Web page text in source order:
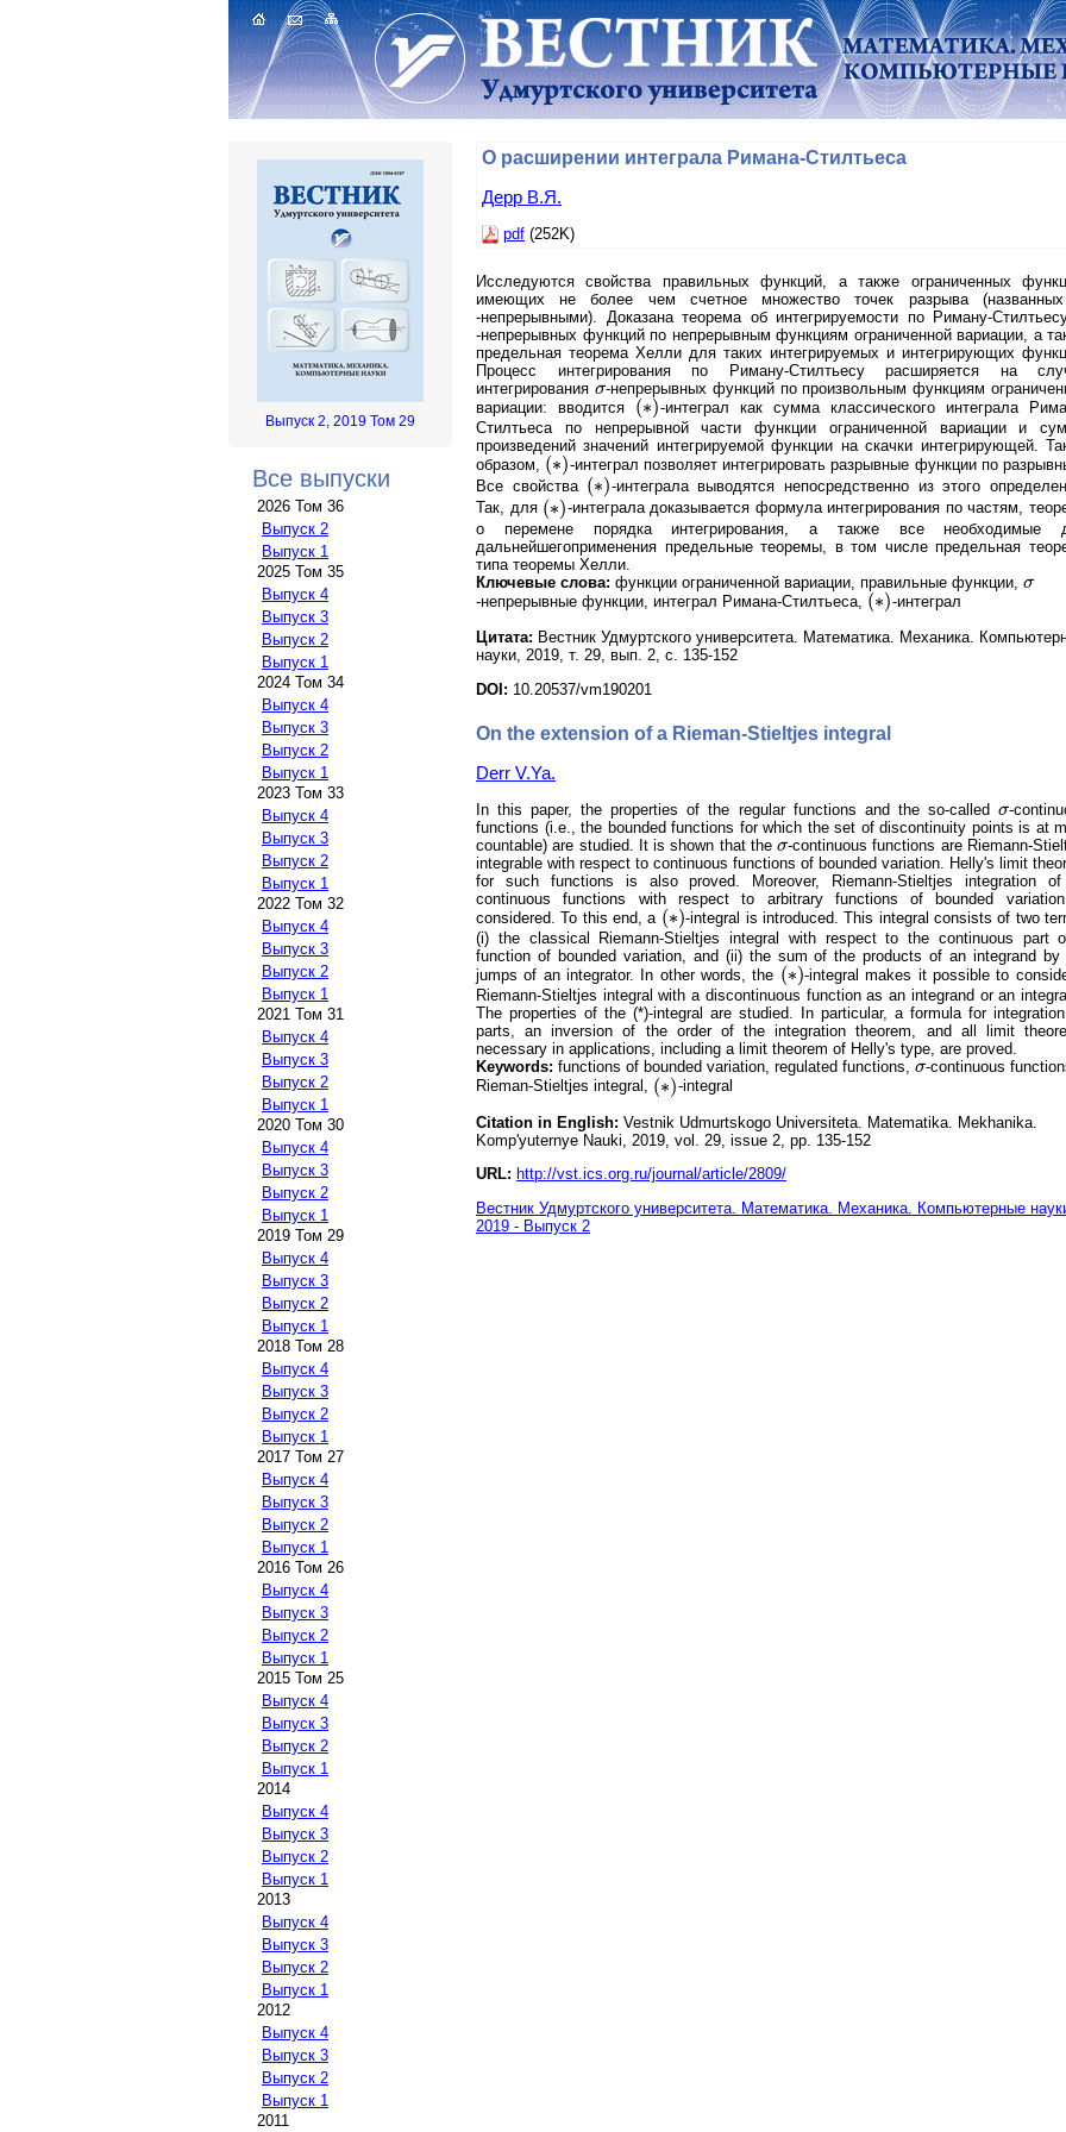
Выпуск 2, 2019 Том 29
Все выпуски
2026 Том 36
Выпуск 2
Выпуск 1
2025 Том 35
Выпуск 4
Выпуск 3
Выпуск 2
Выпуск 1
2024 Том 34
Выпуск 4
Выпуск 3
Выпуск 2
Выпуск 1
2023 Том 33
Выпуск 4
Выпуск 3
Выпуск 2
Выпуск 1
2022 Том 32
Выпуск 4
Выпуск 3
Выпуск 2
Выпуск 1
2021 Том 31
Выпуск 4
Выпуск 3
Выпуск 2
Выпуск 1
2020 Том 30
Выпуск 4
Выпуск 3
Выпуск 2
Выпуск 1
2019 Том 29
Выпуск 4
Выпуск 3
Выпуск 2
Выпуск 1
2018 Том 28
Выпуск 4
Выпуск 3
Выпуск 2
Выпуск 1
2017 Том 27
Выпуск 4
Выпуск 3
Выпуск 2
Выпуск 1
2016 Том 26
Выпуск 4
Выпуск 3
Выпуск 2
Выпуск 1
2015 Том 25
Выпуск 4
Выпуск 3
Выпуск 2
Выпуск 1
2014
Выпуск 4
Выпуск 3
Выпуск 2
Выпуск 1
2013
Выпуск 4
Выпуск 3
Выпуск 2
Выпуск 1
2012
Выпуск 4
Выпуск 3
Выпуск 2
Выпуск 1
2011
О расширении интеграла Римана-Стилтьеса
Дерр В.Я.
pdf (252K)
Исследуются свойства правильных функций, а также ограниченных
имеющих не более чем счетное множество точек разрыва
-непрерывными). Доказана теорема об интегрируемости по Риману-
-непрерывных функций по непрерывным функциям ограниченной вариации, а
предельная теорема Хелли для таких интегрируемых и интегрирующих
Процесс интегрирования по Риману-Стилтьесу расширяется на
интегрирования σ
σ-непрерывных функций по произвольным функциям
вариации: вводится (∗)
( ∗ )-интеграл как сумма классического интеграла
Стилтьеса по непрерывной части функции ограниченной вариации и
произведений значений интегрируемой функции на скачки интегрирующей.
образом, (∗)
( ∗ )-интеграл позволяет интегрировать разрывные функции по
Все свойства (∗)
( ∗ )-интеграла выводятся непосредственно из этого
Так, для (∗)
( ∗ )-интеграла доказывается формула интегрирования по частям,
о перемене порядка интегрирования, а также все необходимые
дальнейшегоприменения предельные теоремы, в том числе предельная
типа теоремы Хелли.
Ключевые слова: функции ограниченной вариации, правильные функции, σ
σ
-непрерывные функции, интеграл Римана-Стилтьеса, (∗)
( ∗ )-интеграл
Цитата: Вестник Удмуртского университета. Математика. Механика.
науки, 2019, т. 29, вып. 2, с. 135-152
DOI: 10.20537/vm190201
On the extension of a Rieman-Stieltjes integral
Derr V.Ya.
In this paper, the properties of the regular functions and the so-called σ
σ-
functions (i.e., the bounded functions for which the set of discontinuity points is at
countable) are studied. It is shown that theσ
σ-continuous functions are Riemann-
integrable with respect to continuous functions of bounded variation. Helly's limit
for such functions is also proved. Moreover, Riemann-Stieltjes integration of
continuous functions with respect to arbitrary functions of bounded
considered. To this end, a (∗)
(∗ )-integral is introduced. This integral consists of two
(i) the classical Riemann-Stieltjes integral with respect to the continuous part
function of bounded variation, and (ii) the sum of the products of an integrand by
jumps of an integrator. In other words, the (∗)
(∗ )-integral makes it possible to
Riemann-Stieltjes integral with a discontinuous function as an integrand or an
The properties of the (*)-integral are studied. In particular, a formula for
parts, an inversion of the order of the integration theorem, and all limit
necessary in applications, including a limit theorem of Helly's type, are proved.
Keywords: functions of bounded variation, regulated functions, σ
σ-continuous
Rieman-Stieltjes integral, (∗)
( ∗ )-integral
Citation in English: Vestnik Udmurtskogo Universiteta. Matematika. Mekhanika.
Komp'yuternye Nauki, 2019, vol. 29, issue 2, pp. 135-152
URL: http://vst.ics.org.ru/journal/article/2809/
Вестник Удмуртского университета. Математика. Механика. Компьютерные
2019 - Выпуск 2